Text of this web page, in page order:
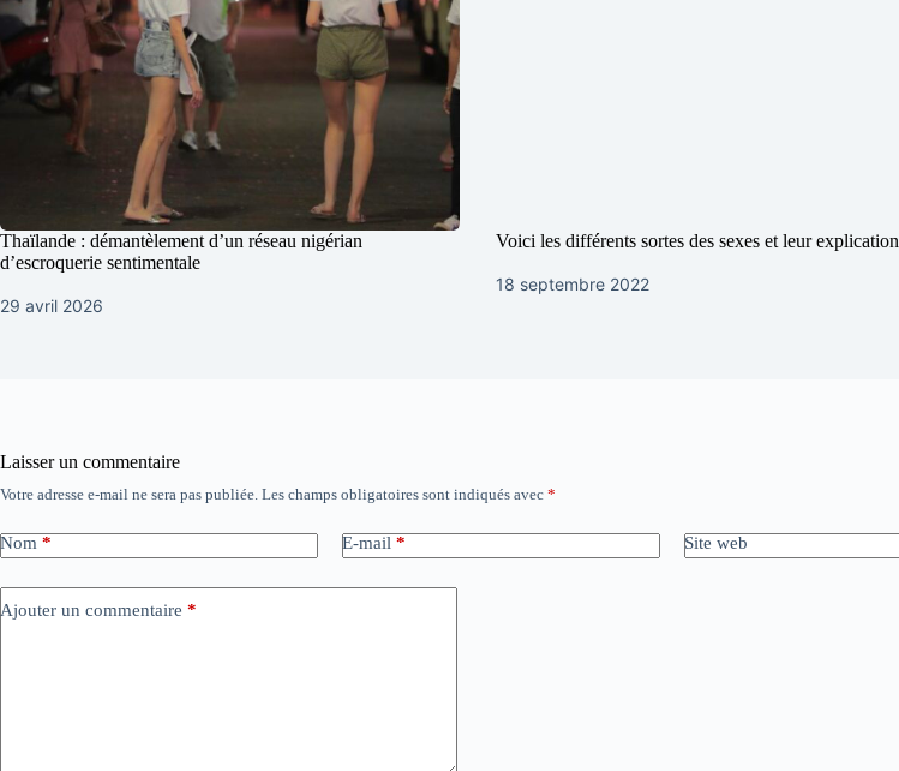
Thaïlande : démantèlement d’un réseau nigérian
d’escroquerie sentimentale
29 avril 2026
Voici les différents sortes des sexes et leur explication
18 septembre 2022
Laisser un commentaire
Votre adresse e-mail ne sera pas publiée. Les champs obligatoires sont indiqués avec *
Nom * E-mail * Site web
Ajouter un commentaire *